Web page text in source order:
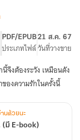
PDF/EPUB
ประเภทไฟล์
21 ส.ค. 67
วันที่วางขาย
จึงต้องระวัง เหมือนดัง
องความรักในครั้งนี้
นด้วยนะ
(มี E-book)